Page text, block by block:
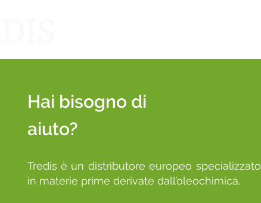
Hai bisogno di
aiuto?
Tredis è un distributore europeo specializzato
in materie prime derivate dall’oleochimica.